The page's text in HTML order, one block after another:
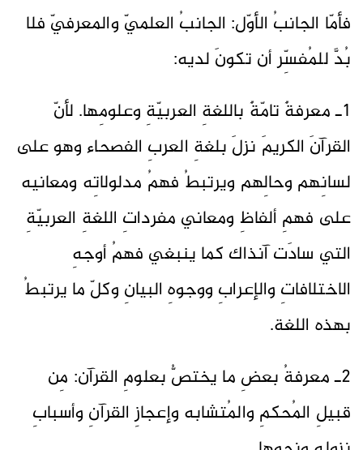
فأمّا الجانبُ الأوّل: الجانبُ العلميّ والمعرفيّ فلا
بُدَّ للمُفسِّر أن تكونَ لديه:
1ـ معرفةٌ تامّةٌ باللغةِ العربيّةِ وعلومِها. لأنّ
القرآنَ الكريمَ نزلَ بلغةِ العربِ الفصحاء وهو على
لسانِهم وحالِهم ويرتبطُ فهمُ مدلولاتِه ومعانيه
على فهمِ ألفاظِ ومعاني مفرداتِ اللغةِ العربيّةِ
التي سادَت آنذاك كما ينبغي فهمُ أوجهِ
الاختلافاتِ والإعرابِ ووجوهِ البيانِ وكلّ ما يرتبطُ
بهذه اللغة.
2ـ معرفةُ بعضِ ما يختصُّ بعلومِ القرآن: مِن
قبيلِ المُحكمِ والمُتشابه وإعجازِ القرآنِ وأسبابِ